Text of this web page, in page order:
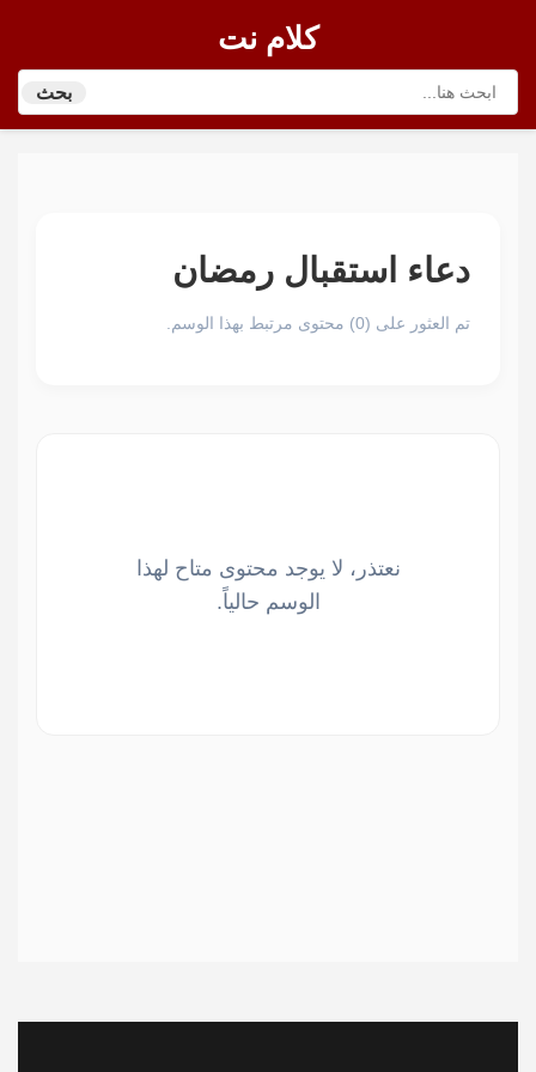
كلام نت
بحث
دعاء استقبال رمضان
تم العثور على (0) محتوى مرتبط بهذا الوسم.
نعتذر، لا يوجد محتوى متاح لهذا
الوسم حالياً.